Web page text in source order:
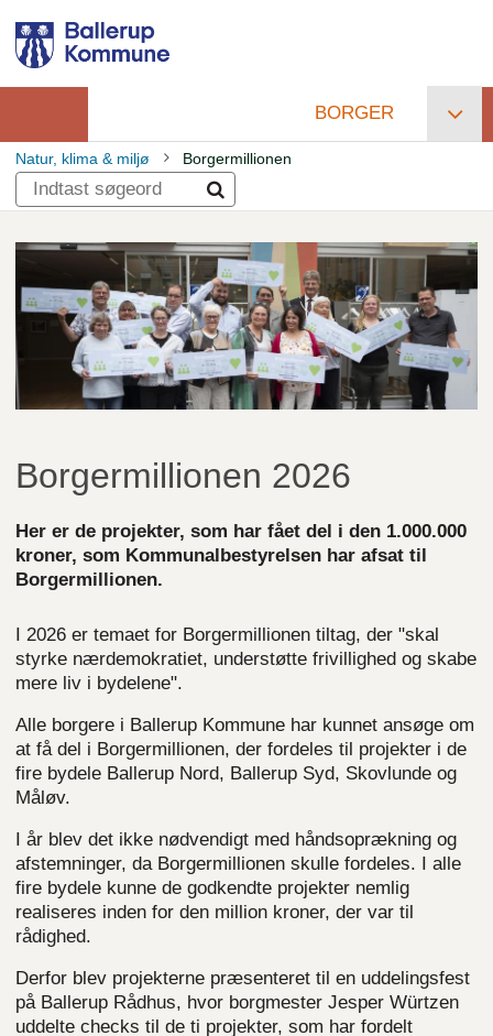
hovedindhold
Primær
navigation
BORGER
Brødkrumme
Natur, klima & miljø Borgermillionen
Borgermillionen 2026
Her er de projekter, som har fået del i den 1.000.000
kroner, som Kommunalbestyrelsen har afsat til
Borgermillionen.
I 2026 er temaet for Borgermillionen tiltag, der "skal
styrke nærdemokratiet, understøtte frivillighed og skabe
mere liv i bydelene".
Alle borgere i Ballerup Kommune har kunnet ansøge om
at få del i Borgermillionen, der fordeles til projekter i de
fire bydele Ballerup Nord, Ballerup Syd, Skovlunde og
Måløv.
I år blev det ikke nødvendigt med håndsoprækning og
afstemninger, da Borgermillionen skulle fordeles. I alle
fire bydele kunne de godkendte projekter nemlig
realiseres inden for den million kroner, der var til
rådighed.
Derfor blev projekterne præsenteret til en uddelingsfest
på Ballerup Rådhus, hvor borgmester Jesper Würtzen
uddelte checks til de ti projekter, som har fordelt